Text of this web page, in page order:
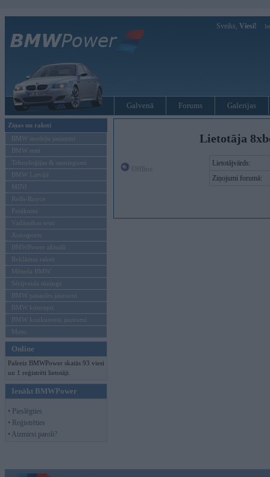
Sveiks, Viesi!
Galvenā Forums Galerijas
Ziņas un raksti
BMW modeļu jaunumi
BMW testi
Tehnoloģijas & sasniegumi
BMW Latvijā
MINI
Rolls-Royce
Pasākumi
Vadāmības tests
Autosports
BMWPower aktuāli
Reklāmas raksti
Mēneša BMW
Sērijveida tūnings
BMW pasaules jaunumi
BMW koncepti
BMW konkurentu jaunumi
Moto
Online
Pašreiz BMWPower skatās 93 viesi
un 1 reģistrēti lietotāji.
Ienākt BMWPower
• Pieslēgties
• Reģistrēties
• Aizmirsi paroli?
Lietotāja
Lietotājvārds:
Ziņojumi forumā: